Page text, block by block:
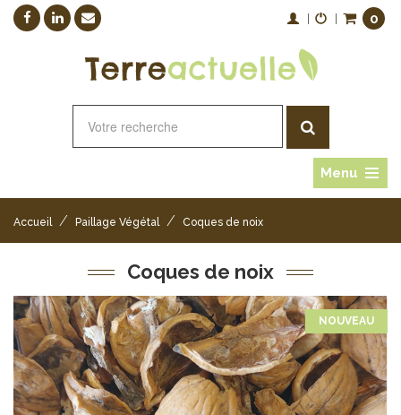
0
Menu
Accueil / Paillage Végétal / Coques de noix
Coques de noix
NOUVEAU